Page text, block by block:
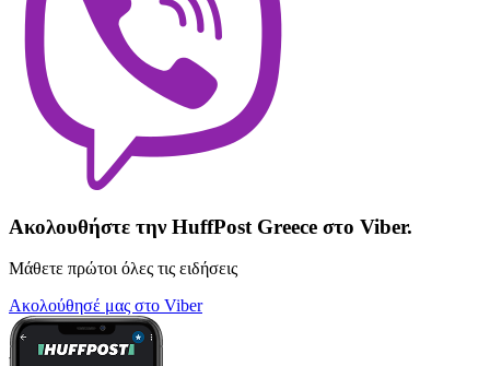
Ακολουθήστε την HuffPost Greece στο Viber.
Μάθετε πρώτοι όλες τις ειδήσεις
Ακολούθησέ μας στο Viber